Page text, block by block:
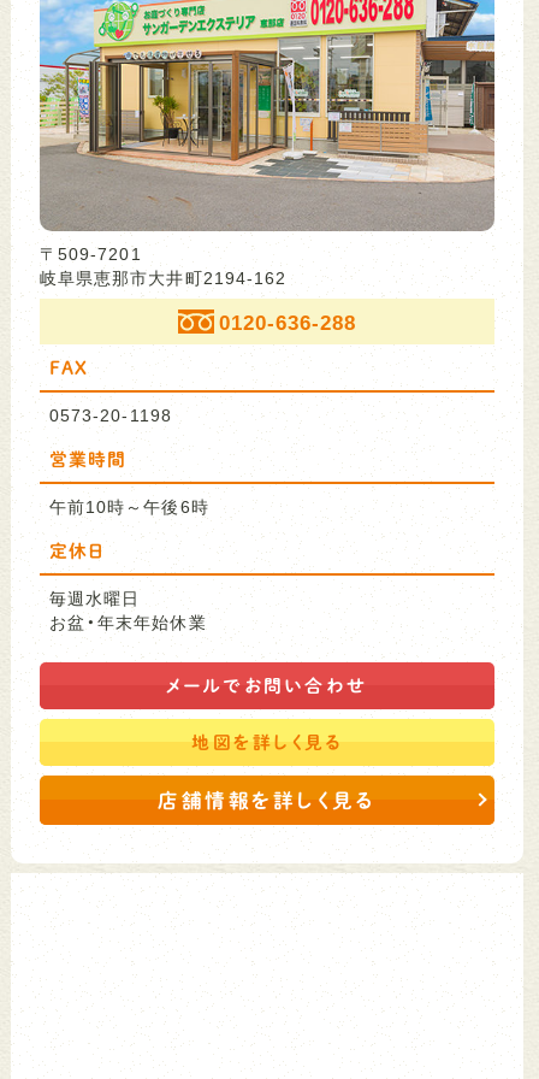
〒509-7201
岐阜県恵那市大井町2194-162
0120-636-288
FAX
0573-20-1198
営業時間
午前10時～午後6時
定休日
毎週水曜日
お盆・年末年始休業
メールで お問い合わせ
地図を詳しく見る
店舗情報を詳しく見る